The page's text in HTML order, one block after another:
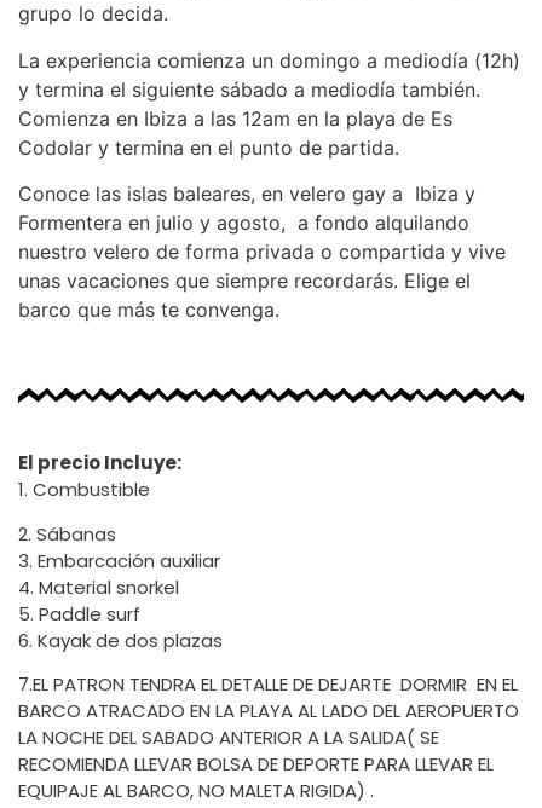
grupo lo decida.
La experiencia comienza un domingo a mediodía (12h)
y termina el siguiente sábado a mediodía también.
Comienza en Ibiza a las 12am en la playa de Es
Codolar y termina en el punto de partida.
Conoce las islas baleares, en velero gay a Ibiza y
Formentera en julio y agosto, a fondo alquilando
nuestro velero de forma privada o compartida y vive
unas vacaciones que siempre recordarás. Elige el
barco que más te convenga.
El precio Incluye:
1. Combustible
2. Sábanas
3. Embarcación auxiliar
4. Material snorkel
5. Paddle surf
6. Kayak de dos plazas
7.EL PATRON TENDRA EL DETALLE DE DEJARTE DORMIR EN EL
BARCO ATRACADO EN LA PLAYA AL LADO DEL AEROPUERTO
LA NOCHE DEL SABADO ANTERIOR A LA SALIDA( SE
RECOMIENDA LLEVAR BOLSA DE DEPORTE PARA LLEVAR EL
EQUIPAJE AL BARCO, NO MALETA RIGIDA) .